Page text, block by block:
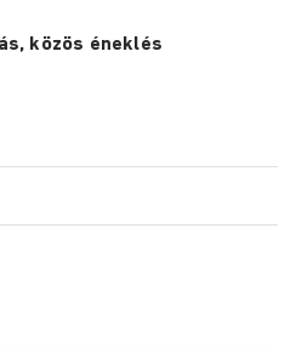
közös éneklés